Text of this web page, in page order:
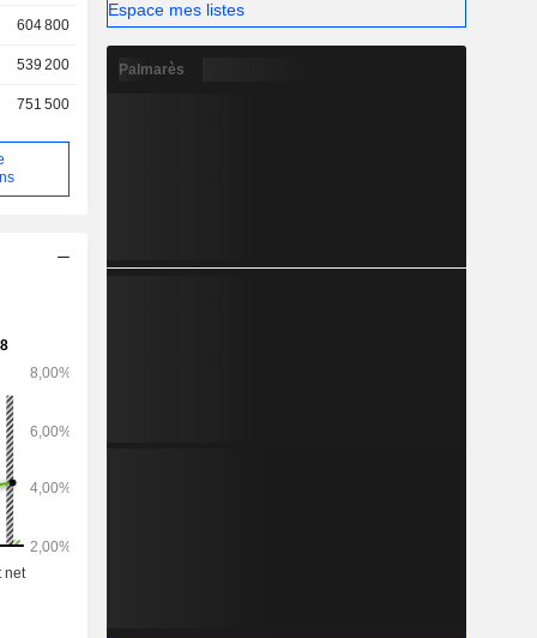
de
de
604 800
539 200
751 500
Espace mes listes
Palmarès